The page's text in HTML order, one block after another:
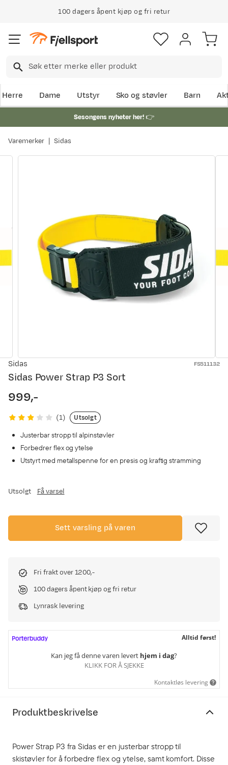
100 dagers åpent kjøp og fri retur
Herre Dame Utstyr Sko og støvler Barn
Sesongens nyheter her!👉
Varemerker Sidas
Sidas FS511132
Sidas Power Strap P3 Sort
price
999,-
(1)
Utsolgt
Justerbar stropp til alpinstøvler
Forbedrer flex og ytelse
Utstyrt med metallspenne for en presis og kraftig stramming
Utsolgt Få varsel
Sett varsling på varen
Fri frakt over 1200,-
100 dagers åpent kjøp og fri retur
Lynrask levering
Alltid først!
Kan jeg få denne varen levert hjem i dag?
KLIKK FOR Å SJEKKE
Kontaktløs levering
Produktbeskrivelse
Power Strap P3 fra Sidas er en justerbar stropp til
skistøvler for å forbedre flex og ytelse, samt komfort. Disse